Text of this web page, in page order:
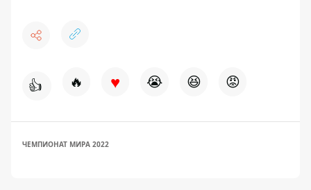
👍 🔥 ♥ 😭 😆 😡
ЧЕМПИОНАТ МИРА 2022